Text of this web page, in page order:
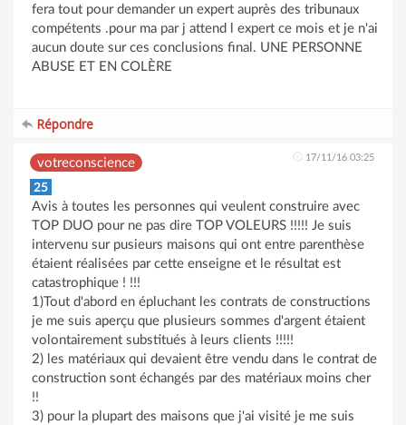
fera tout pour demander un expert auprès des tribunaux
compétents .pour ma par j attend l expert ce mois et je n'ai
aucun doute sur ces conclusions final. UNE PERSONNE
ABUSE ET EN COLÈRE
Répondre
votreconscience 17/11/16 03:25
25
Avis à toutes les personnes qui veulent construire avec
TOP DUO pour ne pas dire TOP VOLEURS !!!!! Je suis
intervenu sur pusieurs maisons qui ont entre parenthèse
étaient réalisées par cette enseigne et le résultat est
catastrophique ! !!!
1)Tout d'abord en épluchant les contrats de constructions
je me suis aperçu que plusieurs sommes d'argent étaient
volontairement substitués à leurs clients !!!!!
2) les matériaux qui devaient être vendu dans le contrat de
construction sont échangés par des matériaux moins cher
!!
3) pour la plupart des maisons que j'ai visité je me suis